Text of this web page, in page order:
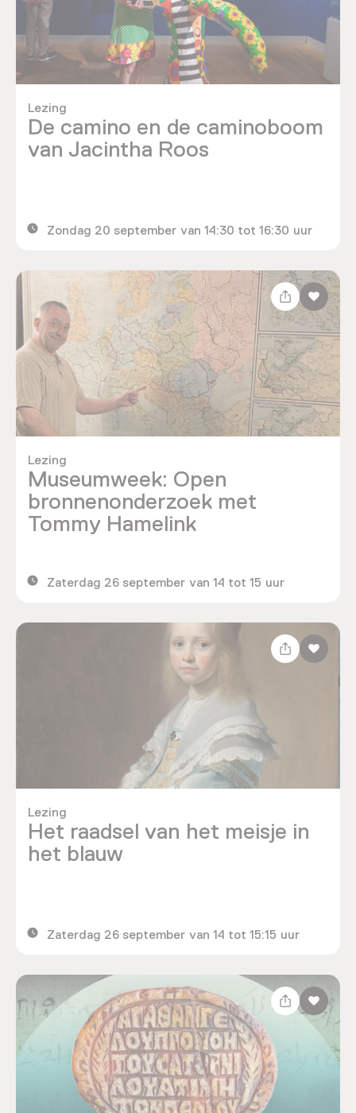
De camino en de caminoboom
van Jacintha Roos
Lezing
Zondag 20 september van 14:30 tot 16:30 uur
Museumweek: Open
bronnenonderzoek met
Tommy Hamelink
Lezing
Zaterdag 26 september van 14 tot 15 uur
Het raadsel van het meisje in
het blauw
Lezing
Zaterdag 26 september van 14 tot 15:15 uur